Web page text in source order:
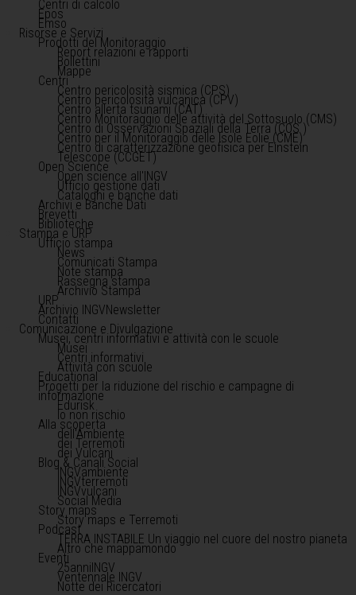
Centri di calcolo
Epos
Emso
Risorse e Servizi
Prodotti del Monitoraggio
Report relazioni e rapporti
Bollettini
Mappe
Centri
Centro pericolosità sismica (CPS)
Centro pericolosità vulcanica (CPV)
Centro allerta tsunami (CAT)
Centro Monitoraggio delle attività del Sottosuolo (CMS)
Centro di Osservazioni Spaziali della Terra (COS )
Centro per il Monitoraggio delle Isole Eolie (CME)
Centro di caratterizzazione geofisica per Einstein
Telescope (CCGET)
Open Science
Open science all'INGV
Ufficio gestione dati
Cataloghi e banche dati
Archivi e Banche Dati
Brevetti
Biblioteche
Stampa e URP
Ufficio stampa
News
Comunicati Stampa
Note stampa
Rassegna stampa
Archivio Stampa
URP
Archivio INGVNewsletter
Contatti
Comunicazione e Divulgazione
Musei, centri informativi e attività con le scuole
Musei
Centri informativi
Attività con scuole
Educational
Progetti per la riduzione del rischio e campagne di
informazione
Edurisk
Io non rischio
Alla scoperta
dell'Ambiente
dei Terremoti
dei Vulcani
Blog & Canali Social
INGVambiente
INGVterremoti
INGVvulcani
Social Media
Story maps
Story maps e Terremoti
Podcast
TERRA INSTABILE Un viaggio nel cuore del nostro pianeta
Altro che mappamondo
Eventi
25anniINGV
Ventennale INGV
Notte dei Ricercatori